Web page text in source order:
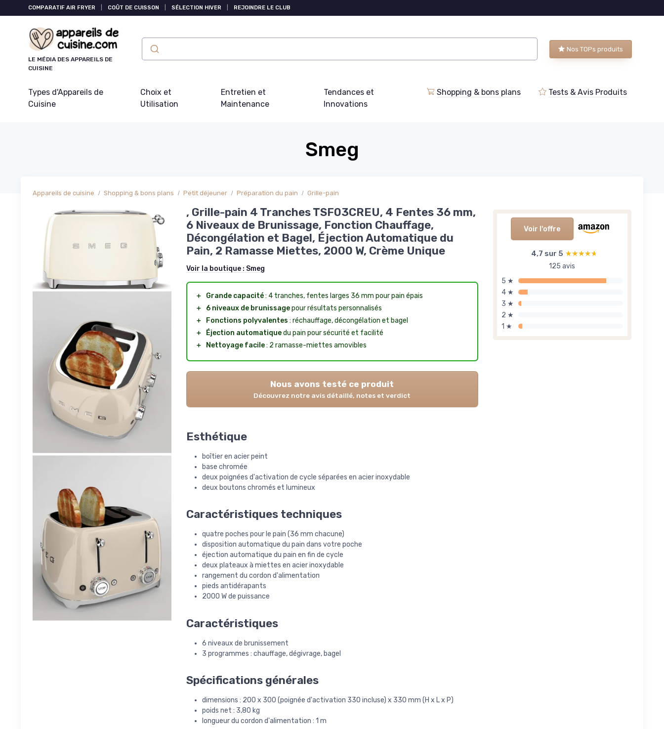
COMPARATIF AIR FRYER COÛT DE CUISSON SÉLECTION HIVER REJOINDRE LE CLUB
LE MÉDIA DES APPAREILS DE
CUISINE
Nos TOPs produits
Types d'Appareils de
Cuisine
Choix et
Utilisation
Entretien et
Maintenance
Tendances et
Innovations
Shopping & bons plans Tests & Avis Produits
Smeg
Appareils de cuisine Shopping & bons plans Petit déjeuner Préparation du pain Grille-pain
Voir l'offre
4,7 sur 5 ★★★★★
★★★★★
125 avis
5 ★
4 ★
3 ★
2 ★
1 ★
, Grille-pain 4 Tranches TSF03CREU, 4 Fentes 36 mm,
6 Niveaux de Brunissage, Fonction Chauffage,
Décongélation et Bagel, Éjection Automatique du
Pain, 2 Ramasse Miettes, 2000 W, Crème Unique
Voir la boutique : Smeg
＋ Grande capacité: 4 tranches, fentes larges 36 mm pour pain épais
＋
6 niveaux de brunissagepour résultats personnalisés
＋
Fonctions polyvalentes : réchauffage, décongélation et bagel
＋
Éjection automatiquedu pain pour sécurité et facilité
＋
Nettoyage facile: 2 ramasse-miettes amovibles
Nous avons testé ce produit
Découvrez notre avis détaillé, notes et verdict
Esthétique
boîtier en acier peint
base chromée
deux poignées d'activation de cycle séparées en acier inoxydable
deux boutons chromés et lumineux
Caractéristiques techniques
quatre poches pour le pain (36 mm chacune)
disposition automatique du pain dans votre poche
éjection automatique du pain en fin de cycle
deux plateaux à miettes en acier inoxydable
rangement du cordon d'alimentation
pieds antidérapants
2000 W de puissance
Caractéristiques
6 niveaux de brunissement
3 programmes : chauffage, dégivrage, bagel
Spécifications générales
dimensions : 200 x 300 (poignée d'activation 330 incluse) x 330 mm (H x L x P)
poids net : 3,80 kg
longueur du cordon d'alimentation : 1 m
Panneau de gestion des cookies